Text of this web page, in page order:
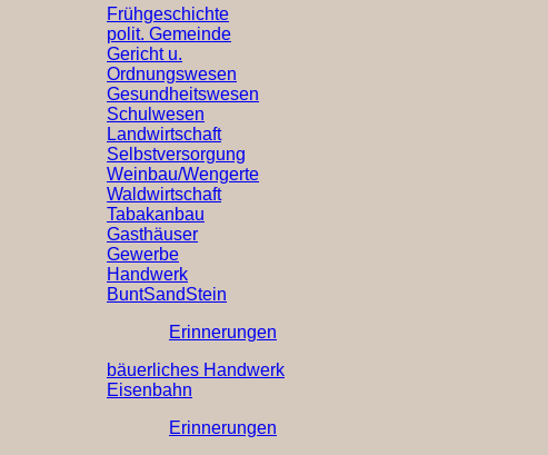
Frühgeschichte
polit. Gemeinde
Gericht u.
Ordnungswesen
Gesundheitswesen
Schulwesen
Landwirtschaft
Selbstversorgung
Weinbau/Wengerte
Waldwirtschaft
Tabakanbau
Gasthäuser
Gewerbe
Handwerk
BuntSandStein
Erinnerungen
bäuerliches Handwerk
Eisenbahn
Erinnerungen